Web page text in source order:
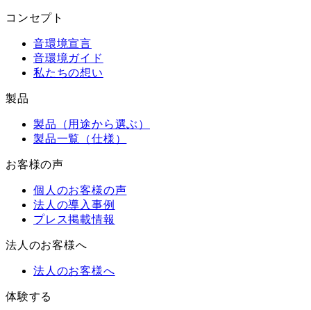
コンセプト
音環境宣言
音環境ガイド
私たちの想い
製品
製品（用途から選ぶ）
製品一覧（仕様）
お客様の声
個人のお客様の声
法人の導入事例
プレス掲載情報
法人のお客様へ
法人のお客様へ
体験する